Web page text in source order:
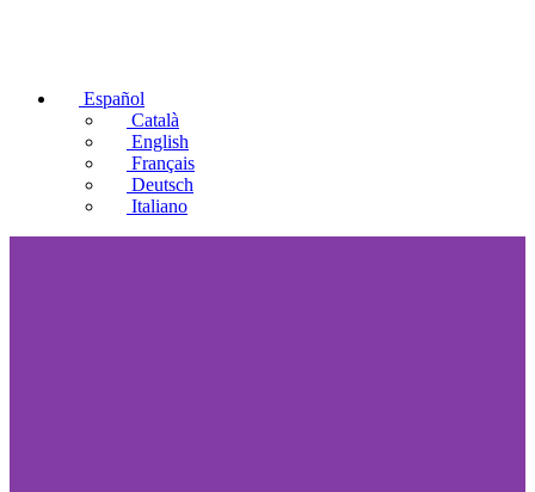
Español
Català
English
Français
Deutsch
Italiano